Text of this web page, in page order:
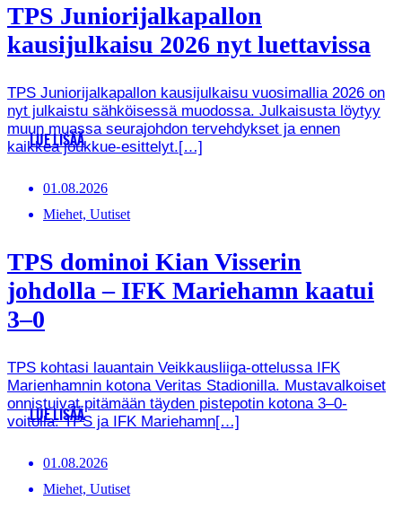
TPS Juniorijalkapallon
kausijulkaisu 2026 nyt luettavissa
TPS Juniorijalkapallon kausijulkaisu vuosimallia 2026 on
nyt julkaistu sähköisessä muodossa. Julkaisusta löytyy
muun muassa seurajohdon tervehdykset ja ennen
kaikkea joukkue-esittelyt.[…]
LUE LISÄÄ
01.08.2026
Miehet, Uutiset
TPS dominoi Kian Visserin
johdolla – IFK Mariehamn kaatui
3–0
TPS kohtasi lauantain Veikkausliiga-ottelussa IFK
Marienhamnin kotona Veritas Stadionilla. Mustavalkoiset
onnistuivat pitämään täyden pistepotin kotona 3–0-
voitolla. TPS ja IFK Mariehamn[…]
LUE LISÄÄ
01.08.2026
Miehet, Uutiset